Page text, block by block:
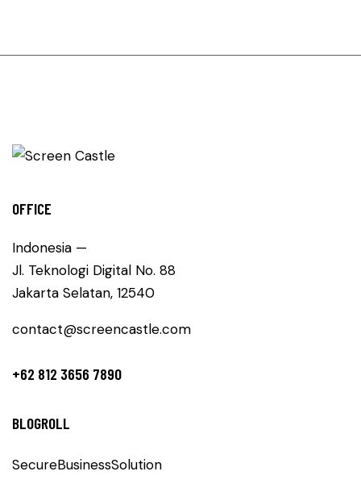
OFFICE
Indonesia —
Jl. Teknologi Digital No. 88
Jakarta Selatan, 12540
contact@screencastle.com
+62 812 3656 7890
BLOGROLL
SecureBusinessSolution